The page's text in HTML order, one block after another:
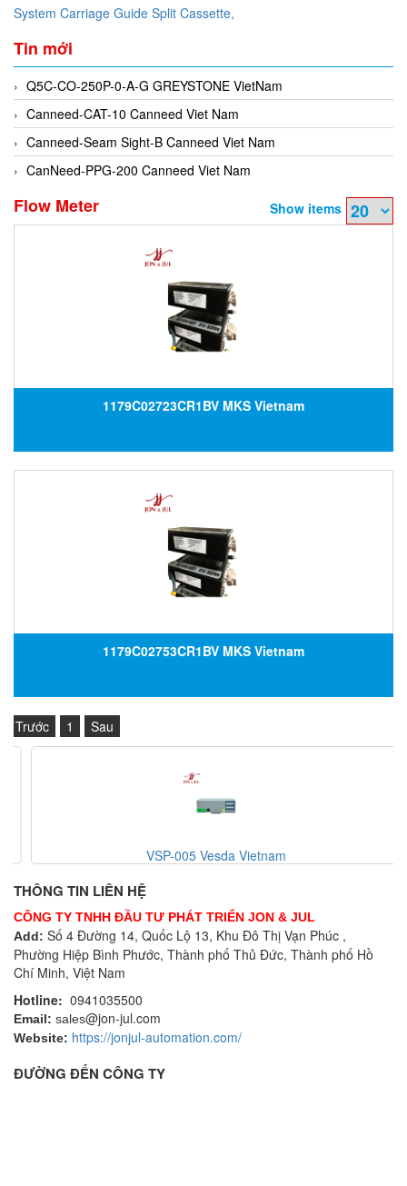
System Carriage Guide Split Cassette,
Tin mới
Q5C-CO-250P-0-A-G GREYSTONE VietNam
Canneed-CAT-10 Canneed Viet Nam
Canneed-Seam Sight-B Canneed Viet Nam
CanNeed-PPG-200 Canneed Viet Nam
Flow Meter Show items
1179C02723CR1BV MKS Vietnam
1179C02753CR1BV MKS Vietnam
Trước 1 Sau
VSP-005 Vesda Vietnam
THÔNG TIN LIÊN HỆ
CÔNG TY TNHH ĐẦU TƯ PHÁT TRIỂN JON & JUL
Add: Số 4 Đường 14, Quốc Lộ 13, Khu Đô Thị Vạn Phúc ,
Phường Hiệp Bình Phước, Thành phố Thủ Đức, Thành phố Hồ
Chí Minh, Việt Nam
Hotline: 0941035500
Email: sales@jon-jul.com
Website: https://jonjul-automation.com/
ĐƯỜNG ĐẾN CÔNG TY